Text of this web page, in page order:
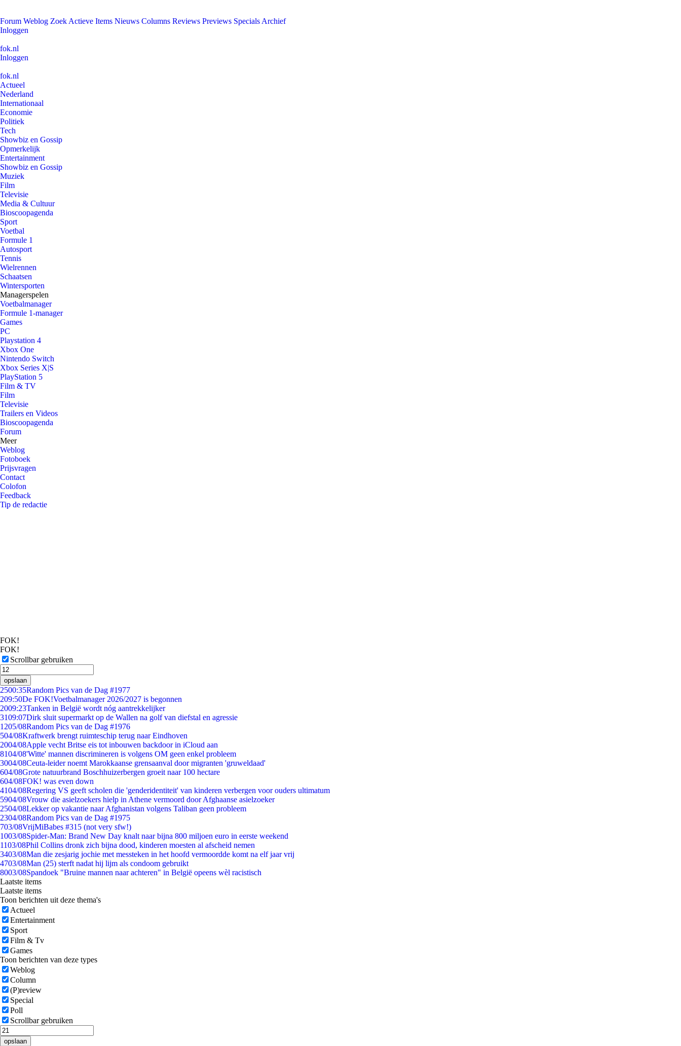
Forum Weblog Zoek Actieve Items Nieuws Columns Reviews Previews Specials Archief
Inloggen
fok.nl
Inloggen
fok.nl
Actueel
Nederland
Internationaal
Economie
Politiek
Tech
Showbiz en Gossip
Opmerkelijk
Entertainment
Showbiz en Gossip
Muziek
Film
Televisie
Media & Cultuur
Bioscoopagenda
Sport
Voetbal
Formule 1
Autosport
Tennis
Wielrennen
Schaatsen
Wintersporten
Managerspelen
Voetbalmanager
Formule 1-manager
Games
PC
Playstation 4
Xbox One
Nintendo Switch
Xbox Series X|S
PlayStation 5
Film & TV
Film
Televisie
Trailers en Videos
Bioscoopagenda
Forum
Meer
Weblog
Fotoboek
Prijsvragen
Contact
Colofon
Feedback
Tip de redactie
FOK!
FOK!
Scrollbar gebruiken
opslaan
2500:35Random Pics van de Dag #1977
209:50De FOK!Voetbalmanager 2026/2027 is begonnen
2009:23Tanken in België wordt nóg aantrekkelijker
3109:07Dirk sluit supermarkt op de Wallen na golf van diefstal en agressie
1205/08Random Pics van de Dag #1976
504/08Kraftwerk brengt ruimteschip terug naar Eindhoven
2004/08Apple vecht Britse eis tot inbouwen backdoor in iCloud aan
8104/08'Witte' mannen discrimineren is volgens OM geen enkel probleem
3004/08Ceuta-leider noemt Marokkaanse grensaanval door migranten 'gruweldaad'
604/08Grote natuurbrand Boschhuizerbergen groeit naar 100 hectare
604/08FOK! was even down
4104/08Regering VS geeft scholen die 'genderidentiteit' van kinderen verbergen voor ouders ultimatum
5904/08Vrouw die asielzoekers hielp in Athene vermoord door Afghaanse asielzoeker
2504/08Lekker op vakantie naar Afghanistan volgens Taliban geen probleem
2304/08Random Pics van de Dag #1975
703/08VrijMiBabes #315 (not very sfw!)
1003/08Spider-Man: Brand New Day knalt naar bijna 800 miljoen euro in eerste weekend
1103/08Phil Collins dronk zich bijna dood, kinderen moesten al afscheid nemen
3403/08Man die zesjarig jochie met messteken in het hoofd vermoordde komt na elf jaar vrij
4703/08Man (25) sterft nadat hij lijm als condoom gebruikt
8003/08Spandoek "Bruine mannen naar achteren" in België opeens wèl racistisch
Laatste items
Laatste items
Toon berichten uit deze thema's
Actueel
Entertainment
Sport
Film & Tv
Games
Toon berichten van deze types
Weblog
Column
(P)review
Special
Poll
Scrollbar gebruiken
opslaan